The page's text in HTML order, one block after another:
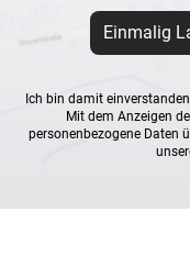
Einmalig
Ich bin damit
Mit dem Anzeigen
personenbezogene Daten